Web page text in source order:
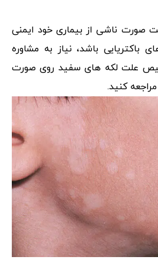
صورت ناشی از بیماری خود ایمنی
باشد، نیاز به مشاوره
علت لکه های سفید روی صورت
کنید.